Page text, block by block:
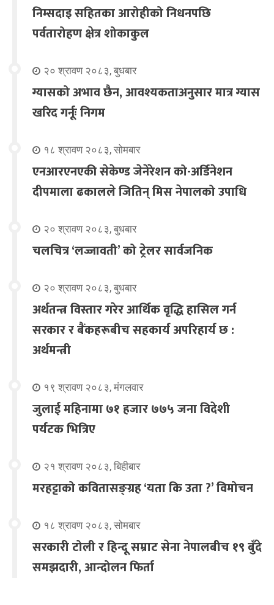
निम्सदाइ सहितका आरोहीको निधनपछि
पर्वतारोहण क्षेत्र शोकाकुल
२० श्रावण २०८३, बुधबार
ग्यासको अभाव छैन, आवश्यकताअनुसार मात्र ग्यास
खरिद गर्नूः निगम
१८ श्रावण २०८३, सोमबार
एनआरएनएकी सेकेण्ड जेनेरेशन को-अर्डिनेशन
दीपमाला ढकालले जितिन् मिस नेपालको उपाधि
२० श्रावण २०८३, बुधबार
चलचित्र ‘लज्जावती’ को ट्रेलर सार्वजनिक
२० श्रावण २०८३, बुधबार
अर्थतन्त्र विस्तार गरेर आर्थिक वृद्धि हासिल गर्न
सरकार र बैंकहरूबीच सहकार्य अपरिहार्य छ :
अर्थमन्त्री
१९ श्रावण २०८३, मंगलवार
जुलाई महिनामा ७१ हजार ७७५ जना विदेशी
पर्यटक भित्रिए
२१ श्रावण २०८३, बिहीबार
मरहट्टाको कवितासङ्ग्रह ‘यता कि उता ?’ विमोचन
१८ श्रावण २०८३, सोमबार
सरकारी टोली र हिन्दू सम्राट सेना नेपालबीच १९ बुँदे
समझदारी, आन्दोलन फिर्ता